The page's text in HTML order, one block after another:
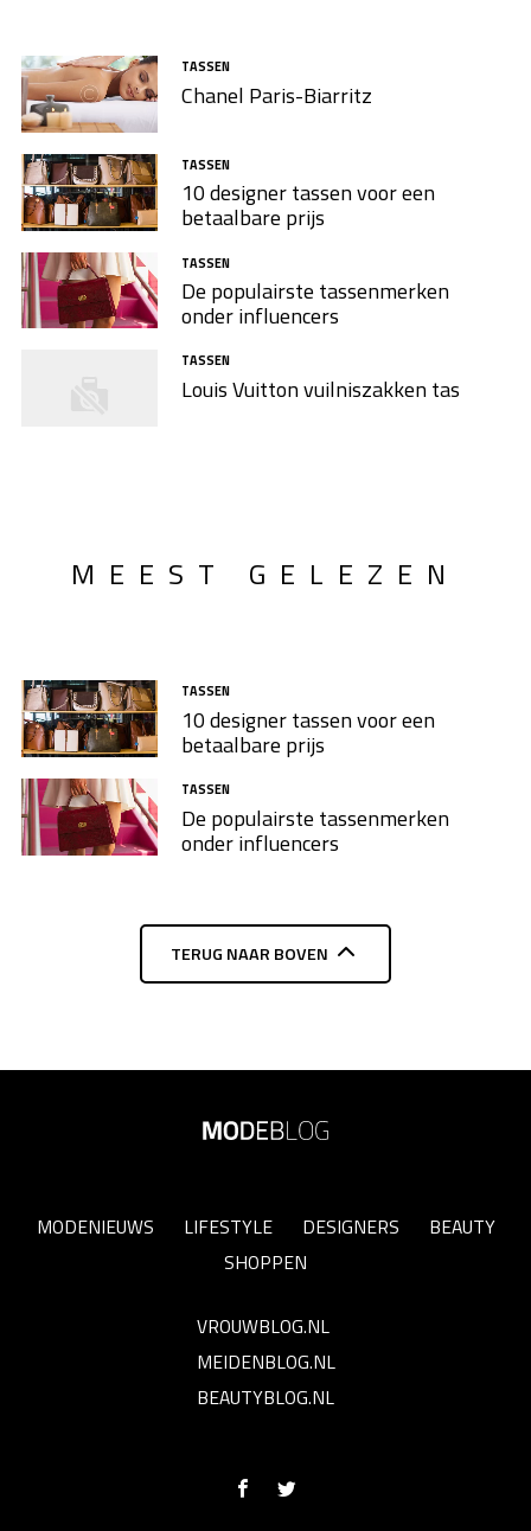
TASSEN
Chanel Paris-Biarritz
TASSEN
10 designer tassen voor een
betaalbare prijs
TASSEN
De populairste tassenmerken
onder influencers
TASSEN
Louis Vuitton vuilniszakken tas
MEEST GELEZEN
TASSEN
10 designer tassen voor een
betaalbare prijs
TASSEN
De populairste tassenmerken
onder influencers
TERUG NAAR BOVEN
MODENIEUWS LIFESTYLE DESIGNERS
BEAUTY
SHOPPEN
VROUWBLOG.NL
MEIDENBLOG.NL
BEAUTYBLOG.NL